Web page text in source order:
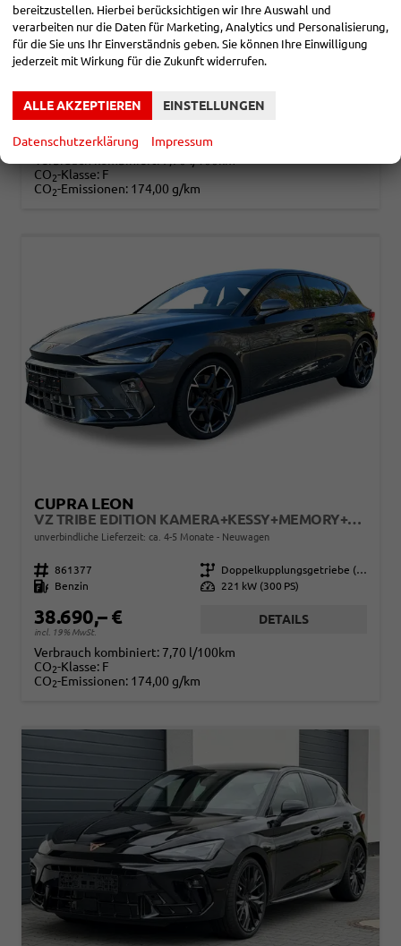
unverbindliche Lieferzeit:27.08.2026 Neuwagen mit Tageszulassung
Fahrzeugnr. 867072 Getriebe
Doppelkupplungsgetriebe (DSG)
Kraftstoff Benzin Außenfarbe Dark Void Metallic
06.08.2026
36.680,– €
incl. 19% MwSt.
CO2-Klasse: F
CO2-Emissionen: 174,00 g/km
CUPRA LEON
VZ TRIBE EDITION KAMERA+KESSY+MEMORY+SHZ+ACC+PDC+LED+19" ALU
unverbindliche Lieferzeit: ca. 4-5 Monate Neuwagen
Fahrzeugnr. 861377 Getriebe
Doppelkupplungsgetriebe (DSG)
Kraftstoff
Benzin Leistung 221 kW (300 PS)
38.690,– €
incl. 19% MwSt.
DETAILS
Verbrauch kombiniert: 7,70 l/100km
CO2-Klasse: F
CO2-Emissionen: 174,00 g/km
bereitzustellen. Hierbei berücksichtigen wir Ihre Auswahl und
verarbeiten nur die Daten für Marketing, Analytics und Personalisierung,
für die Sie uns Ihr Einverständnis geben. Sie können Ihre Einwilligung
jederzeit mit Wirkung für die Zukunft widerrufen.
ALLE AKZEPTIEREN EINSTELLUNGEN
Datenschutzerklärung Impressum